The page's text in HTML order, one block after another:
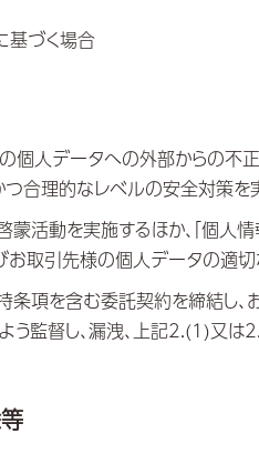
基づく場合
人データへの外部からの不正
合理的なレベルの安全対策を
活動を実施するほか、「個人
取引先様の個人データの適切
項を含む委託契約を締結し
う監督し、漏洩、上記2.(1)又